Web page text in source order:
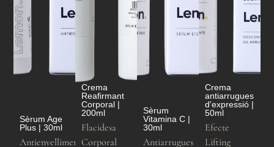
Sèrum Age
Plus | 30ml
Antienvelliment
Crema
Reafirmant
Corporal |
200ml
Flacidesa
Corporal
Sèrum
Vitamina C |
30ml
Antiarrugues
Crema
antiarrugues
d'expressió |
50ml
Efecte
Lifting